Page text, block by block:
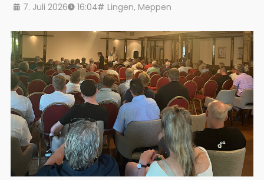
7. Juli 2026 16:04 Lingen, Meppen